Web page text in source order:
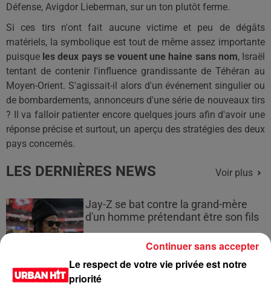
Défense, Avigdor Lieberman, sur un ton plutôt ferme.
Si ces tirs n'ont fait aucune victime et peu de dégâts
matériels, la symbolique est tout de même assez importante
puisque les deux pays se vouent une haine sans nom, Israël
tentant de contenir l'influence grandissante de Téhéran au
Moyen-Orient. S'agissait-il alors d'un événement singulier ou
de bombardements, annonceurs d'une série de nouveaux tirs
? Il va falloir patienter encore quelques jours afin d'avoir une
réponse précise et surtout, un aperçu des stratégies des deux
pays concernés.
LES DERNIÈRES NEWS Voir plus
Jay-Z se bat contre la grand-mère
d'un homme prétendant être son fils
Cassie met fin à une ex-escorte
Le respect de votre vie privée est notre
priorité
Continuer sans accepter